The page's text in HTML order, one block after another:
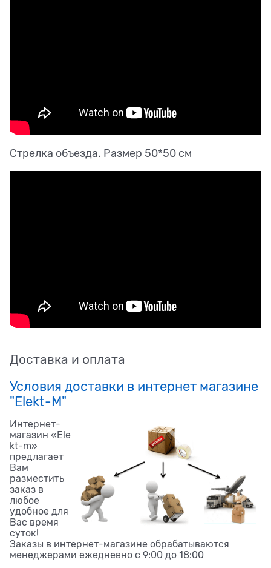
Стрелка объезда. Размер 50*50 см
Доставка и оплата
Условия доставки в интернет магазине
"Elekt-M"
Интернет-
магазин «Ele
kt-m»
предлагает
Вам
разместить
заказ в
любое
удобное для
Вас время
суток!
Заказы в интернет-магазине обрабатываются
менеджерами ежедневно с 9:00 до 18:00